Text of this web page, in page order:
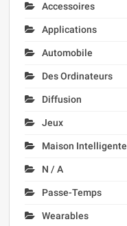
Accessoires
Applications
Automobile
Des Ordinateurs
Diffusion
Jeux
Maison Intelligente
N / A
Passe-Temps
Wearables